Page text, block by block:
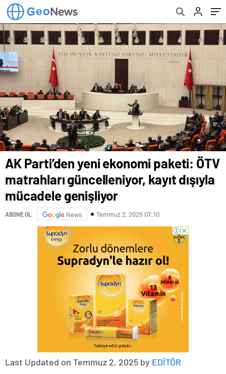
mücadele genişliyor
AK Parti’den yeni ekonomi paketi: ÖTV
matrahları güncelleniyor, kayıt dışıyla
mücadele genişliyor
ABONE OL News Temmuz 2, 2025 07:10
Last Updated on Temmuz 2, 2025 by EDİTÖR